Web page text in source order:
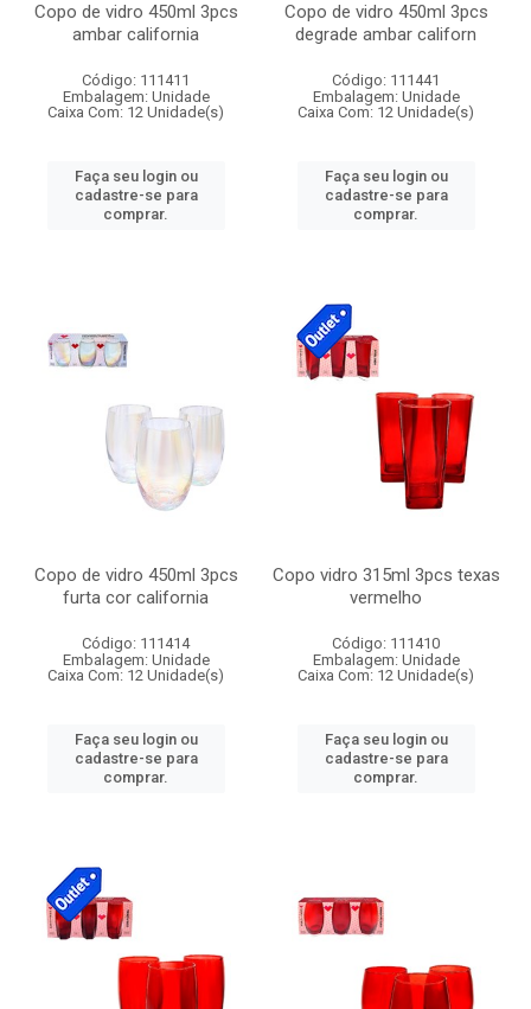
Copo de vidro 450ml 3pcs
ambar california
Código: 111411
Embalagem: Unidade
Caixa Com: 12 Unidade(s)
Faça seu login ou
cadastre-se para
comprar.
Copo de vidro 450ml 3pcs
degrade ambar californ
Código: 111441
Embalagem: Unidade
Caixa Com: 12 Unidade(s)
Faça seu login ou
cadastre-se para
comprar.
Copo de vidro 450ml 3pcs
furta cor california
Código: 111414
Embalagem: Unidade
Caixa Com: 12 Unidade(s)
Faça seu login ou
cadastre-se para
comprar.
Copo vidro 315ml 3pcs texas
vermelho
Código: 111410
Embalagem: Unidade
Caixa Com: 12 Unidade(s)
Faça seu login ou
cadastre-se para
comprar.